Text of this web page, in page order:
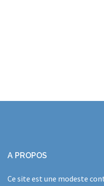
A PROPOS
Ce site est une modeste